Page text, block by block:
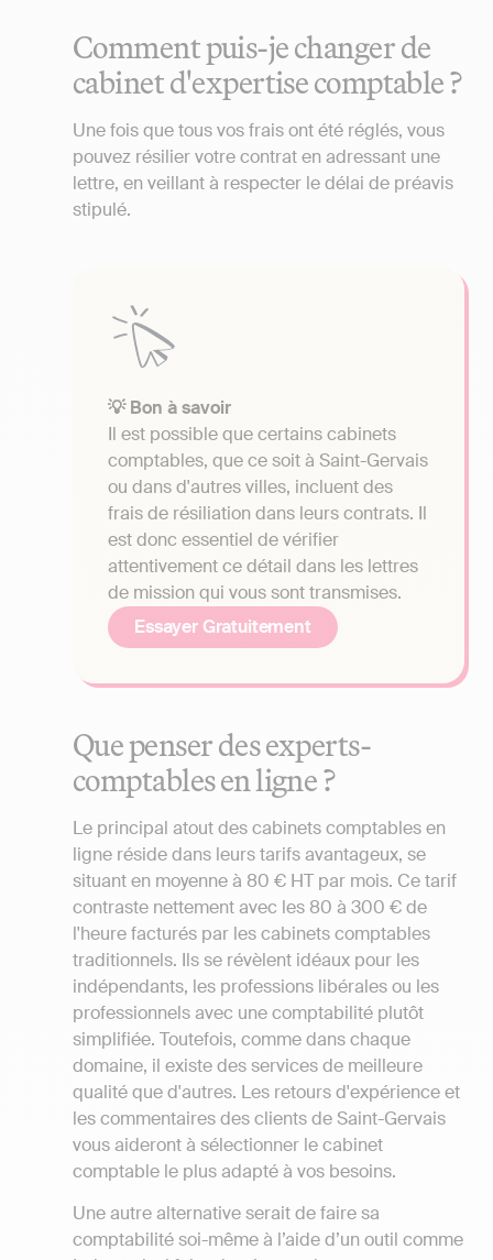
Comment puis-je changer de
cabinet d'expertise comptable ?
Une fois que tous vos frais ont été réglés, vous
pouvez résilier votre contrat en adressant une
lettre, en veillant à respecter le délai de préavis
stipulé.
💡 Bon à savoir
Il est possible que certains cabinets
comptables, que ce soit à Saint-Gervais
ou dans d'autres villes, incluent des
frais de résiliation dans leurs contrats. Il
est donc essentiel de vérifier
attentivement ce détail dans les lettres
de mission qui vous sont transmises.
Essayer Gratuitement
Que penser des experts-
comptables en ligne ?
Le principal atout des cabinets comptables en
ligne réside dans leurs tarifs avantageux, se
situant en moyenne à 80 € HT par mois. Ce tarif
contraste nettement avec les 80 à 300 € de
l'heure facturés par les cabinets comptables
traditionnels. Ils se révèlent idéaux pour les
indépendants, les professions libérales ou les
professionnels avec une comptabilité plutôt
simplifiée. Toutefois, comme dans chaque
domaine, il existe des services de meilleure
qualité que d'autres. Les retours d'expérience et
les commentaires des clients de Saint-Gervais
vous aideront à sélectionner le cabinet
comptable le plus adapté à vos besoins.
Une autre alternative serait de faire sa
comptabilité soi-même à l’aide d’un outil comme